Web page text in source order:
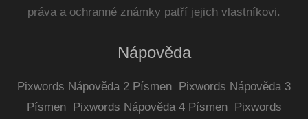
práva a ochranné známky patří jejich vlastníkovi.
Nápověda
Pixwords Nápověda 2 Písmen Pixwords Nápověda 3
Písmen
Pixwords Nápověda 4 Písmen
Pixwords